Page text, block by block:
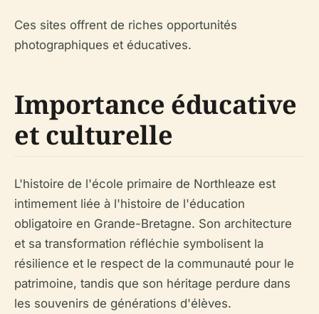
Ces sites offrent de riches opportunités
photographiques et éducatives.
Importance éducative
et culturelle
L'histoire de l'école primaire de Northleaze est
intimement liée à l'histoire de l'éducation
obligatoire en Grande-Bretagne. Son architecture
et sa transformation réfléchie symbolisent la
résilience et le respect de la communauté pour le
patrimoine, tandis que son héritage perdure dans
les souvenirs de générations d'élèves.